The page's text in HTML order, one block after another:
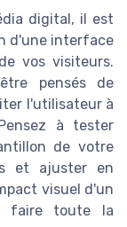
digital, il est
d'une interface
vos visiteurs.
pensés de
l'utilisateur à
à tester
de votre
et ajuster en
visuel d'un
faire toute la